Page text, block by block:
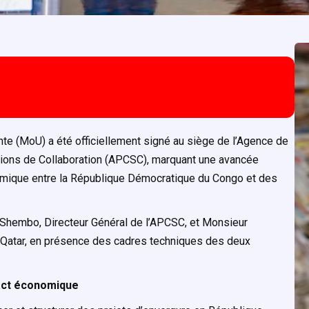
(MoU) a été officiellement signé au siège de l’Agence de
de Collaboration (APCSC), marquant une avancée
entre la République Démocratique du Congo et des
Directeur Général de l’APCSC, et Monsieur
en présence des cadres techniques des deux
économique